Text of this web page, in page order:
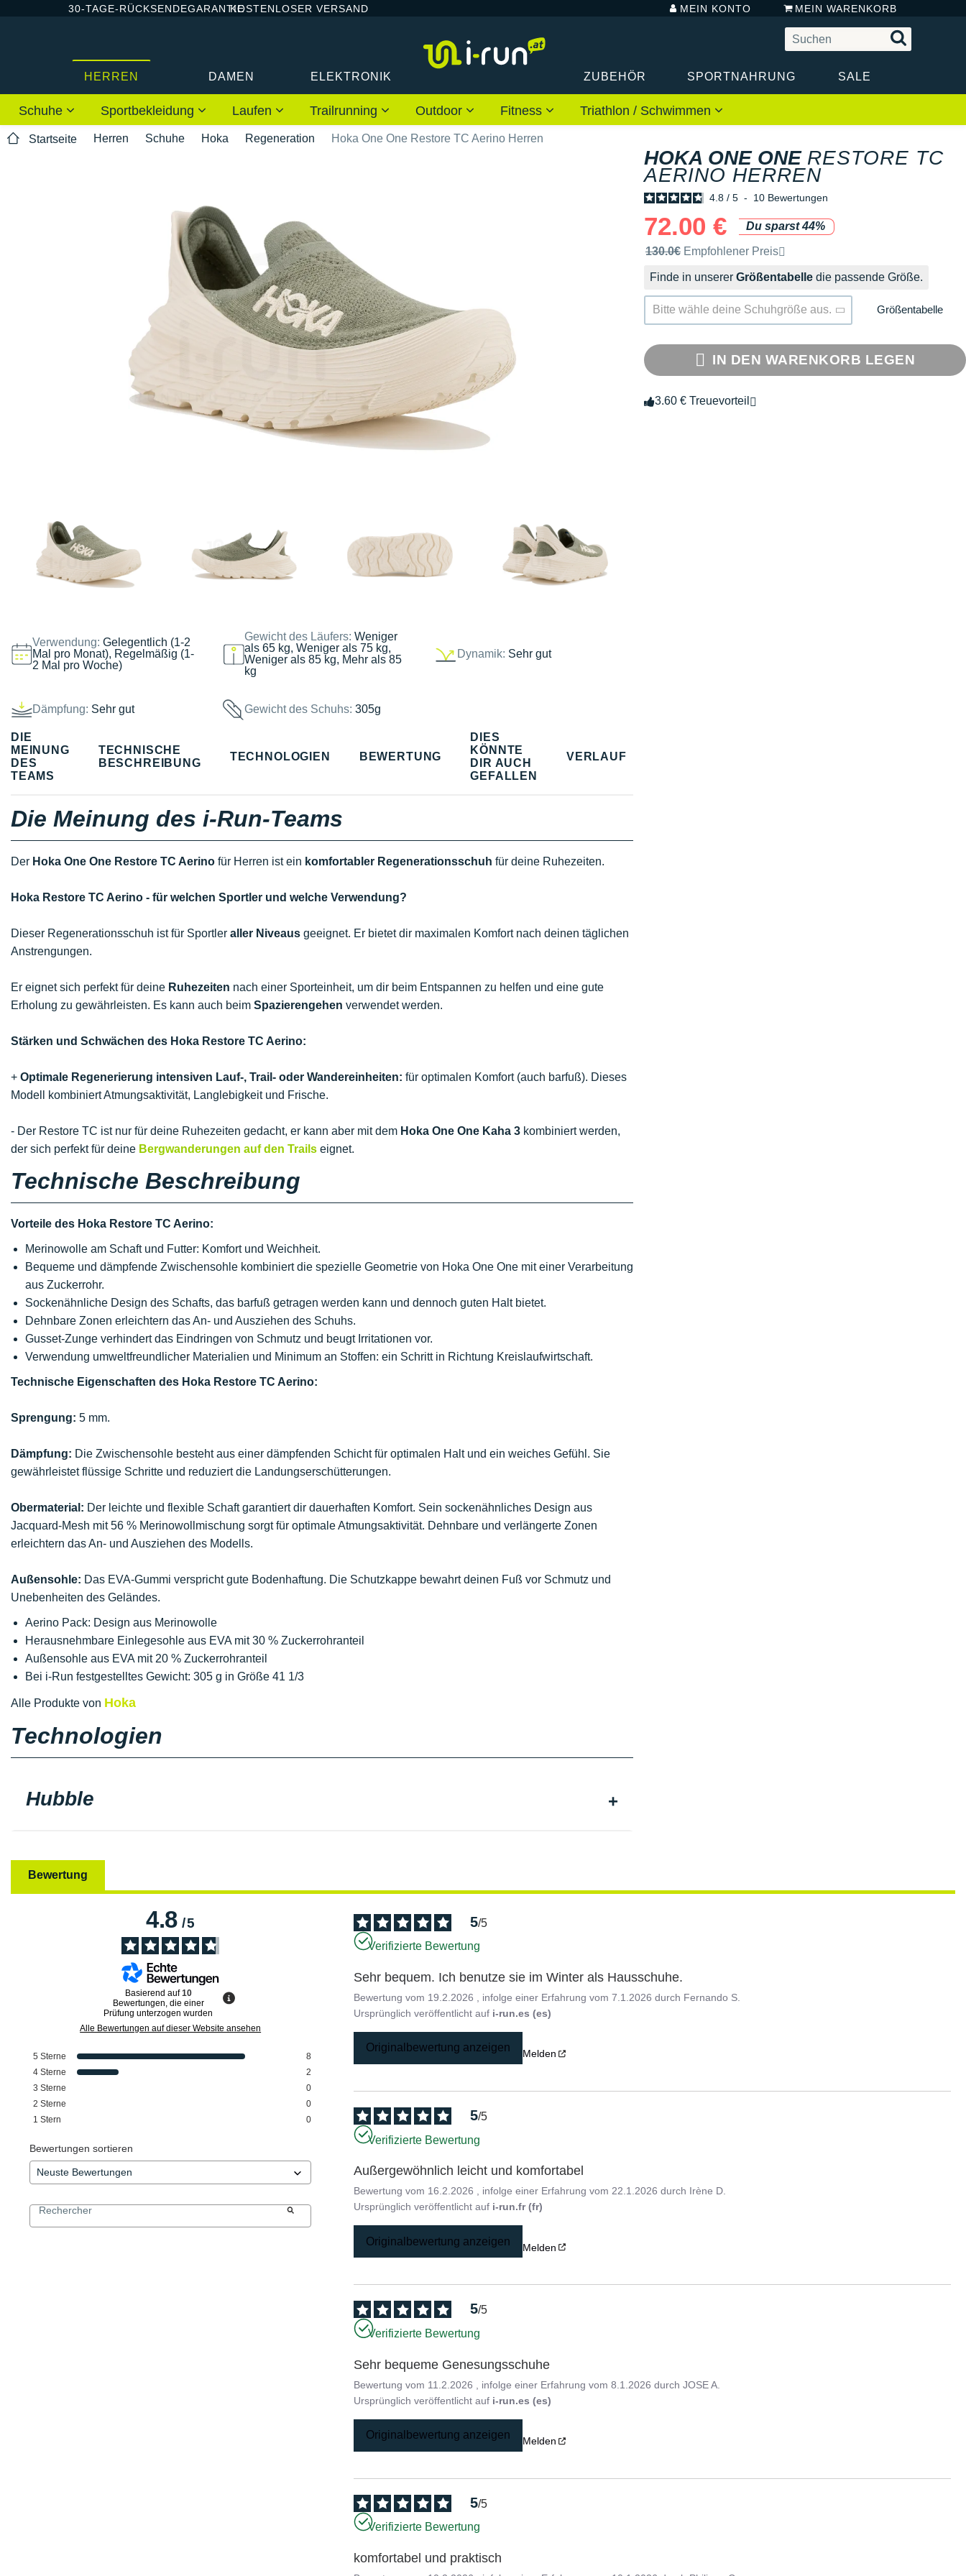
30-TAGE-RÜCKSENDEGARANTIEKOSTENLOSER VERSAND MEIN KONTO MEIN WARENKORB
HERREN DAMEN ELEKTRONIK ZUBEHÖR SPORTNAHRUNG SALE
Schuhe Sportbekleidung Laufen Trailrunning Outdoor Fitness Triathlon / Schwimmen
Startseite Herren Schuhe Hoka Regeneration Hoka One One Restore TC Aerino Herren
Verwendung: Gelegentlich (1-2
Mal pro Monat), Regelmäßig (1-
2 Mal pro Woche)
Gewicht des Läufers:Weniger
als 65 kg, Weniger als 75 kg,
Weniger als 85 kg, Mehr als 85
kg
Dynamik: Sehr gut
Dämpfung: Sehr gut Gewicht des Schuhs:305g
HOKA ONE ONE RESTORE TC
AERINO HERREN
4.8 / 5 - 10 Bewertungen
72.00 €
Du sparst 44%
Unverbindliche Preisempfehlung der Marke
130.0€ Empfohlener Preis
Finde in unserer Größentabelle die passende Größe.
Bitte wähle deine Schuhgröße aus. Größentabelle
IN DEN WARENKORB LEGEN
3.60 € Treuevorteil
DIE
MEINUNG
DES
TEAMS
TECHNISCHE
BESCHREIBUNG
TECHNOLOGIEN BEWERTUNG
DIES
KÖNNTE
DIR AUCH
GEFALLEN
VERLAUF
Die Meinung des i-Run-Teams
Der Hoka One One Restore TC Aerino für Herren ist ein komfortabler Regenerationsschuh für deine Ruhezeiten.
Hoka Restore TC Aerino - für welchen Sportler und welche Verwendung?
Dieser Regenerationsschuh ist für Sportler aller Niveaus geeignet. Er bietet dir maximalen Komfort nach deinen täglichen
Anstrengungen.
Er eignet sich perfekt für deine Ruhezeiten nach einer Sporteinheit, um dir beim Entspannen zu helfen und eine gute
Erholung zu gewährleisten. Es kann auch beim Spazierengehen verwendet werden.
Stärken und Schwächen des Hoka Restore TC Aerino:
+ Optimale Regenerierung intensiven Lauf-, Trail- oder Wandereinheiten: für optimalen Komfort (auch barfuß). Dieses
Modell kombiniert Atmungsaktivität, Langlebigkeit und Frische.
- Der Restore TC ist nur für deine Ruhezeiten gedacht, er kann aber mit dem Hoka One One Kaha 3 kombiniert werden,
der sich perfekt für deine Bergwanderungen auf den Trails eignet.
Technische Beschreibung
Vorteile des Hoka Restore TC Aerino:
Merinowolle am Schaft und Futter: Komfort und Weichheit.
Bequeme und dämpfende Zwischensohle kombiniert die spezielle Geometrie von Hoka One One mit einer Verarbeitung
aus Zuckerrohr.
Sockenähnliche Design des Schafts, das barfuß getragen werden kann und dennoch guten Halt bietet.
Dehnbare Zonen erleichtern das An- und Ausziehen des Schuhs.
Gusset-Zunge verhindert das Eindringen von Schmutz und beugt Irritationen vor.
Verwendung umweltfreundlicher Materialien und Minimum an Stoffen: ein Schritt in Richtung Kreislaufwirtschaft.
Technische Eigenschaften des Hoka Restore TC Aerino:
Sprengung: 5 mm.
Dämpfung: Die Zwischensohle besteht aus einer dämpfenden Schicht für optimalen Halt und ein weiches Gefühl. Sie
gewährleistet flüssige Schritte und reduziert die Landungserschütterungen.
Obermaterial: Der leichte und flexible Schaft garantiert dir dauerhaften Komfort. Sein sockenähnliches Design aus
Jacquard-Mesh mit 56 % Merinowollmischung sorgt für optimale Atmungsaktivität. Dehnbare und verlängerte Zonen
erleichtern das An- und Ausziehen des Modells.
Außensohle: Das EVA-Gummi verspricht gute Bodenhaftung. Die Schutzkappe bewahrt deinen Fuß vor Schmutz und
Unebenheiten des Geländes.
Aerino Pack: Design aus Merinowolle
Herausnehmbare Einlegesohle aus EVA mit 30 % Zuckerrohranteil
Außensohle aus EVA mit 20 % Zuckerrohranteil
Bei i-Run festgestelltes Gewicht: 305 g in Größe 41 1/3
Alle Produkte von Hoka
Technologien
Hubble
Bewertung
4.8/5
Basierend auf10
Bewertungen, die einer
Prüfung unterzogen wurden
Alle Bewertungen auf dieser Website ansehen
5 Sterne
8
4 Sterne
2
3 Sterne
0
2 Sterne
0
1 Stern 0
Bewertungen sortieren
5/5
Verifizierte Bewertung
Sehr bequem. Ich benutze sie im Winter als Hausschuhe.
Bewertung vom 19.2.2026 , infolge einer Erfahrung vom7.1.2026 durch Fernando S.
Ursprünglich veröffentlicht auf i-run.es (es)
Originalbewertung anzeigen Melden
5/5
Verifizierte Bewertung
Außergewöhnlich leicht und komfortabel
Bewertung vom 16.2.2026 , infolge einer Erfahrung vom 22.1.2026 durch Irène D.
Ursprünglich veröffentlicht auf i-run.fr (fr)
Originalbewertung anzeigen Melden
5/5
Verifizierte Bewertung
Sehr bequeme Genesungsschuhe
Bewertung vom 11.2.2026 , infolge einer Erfahrung vom8.1.2026 durchJOSE A.
Ursprünglich veröffentlicht auf i-run.es (es)
Originalbewertung anzeigen Melden
5/5
Verifizierte Bewertung
komfortabel und praktisch